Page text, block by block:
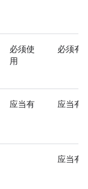
必须使
用
必须有
应当有 应当有
应当有